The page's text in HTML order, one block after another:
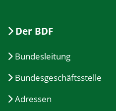
Der BDF
Bundesleitung
Bundesgeschäftsstelle
Adressen